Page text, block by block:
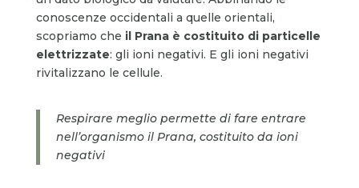
conoscenze occidentali a quelle orientali,
scopriamo che il Prana è costituito di particelle
elettrizzate: gli ioni negativi. E gli ioni negativi
rivitalizzano le cellule.
Respirare meglio permette di fare entrare
nell’organismo il Prana, costituito da ioni
negativi